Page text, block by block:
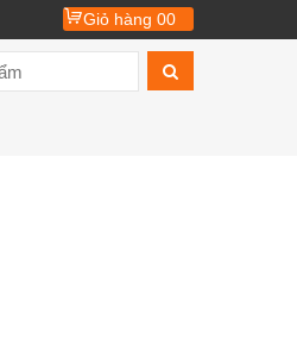
Giỏ hàng 00